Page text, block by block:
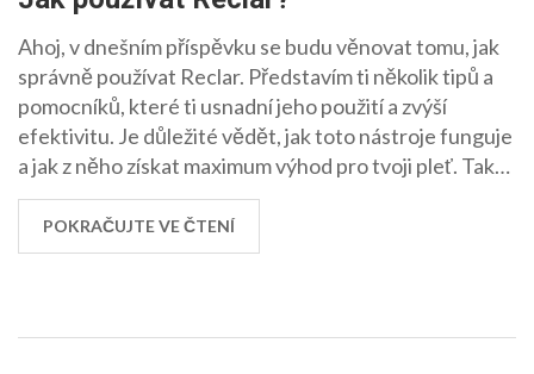
Ahoj, v dnešním příspěvku se budu věnovat tomu, jak
správně používat Reclar. Představím ti několik tipů a
pomocníků, které ti usnadní jeho použití a zvýší
efektivitu. Je důležité vědět, jak toto nástroje funguje
a jak z něho získat maximum výhod pro tvoji pleť. Tak
pojďme na to!
POKRAČUJTE VE ČTENÍ